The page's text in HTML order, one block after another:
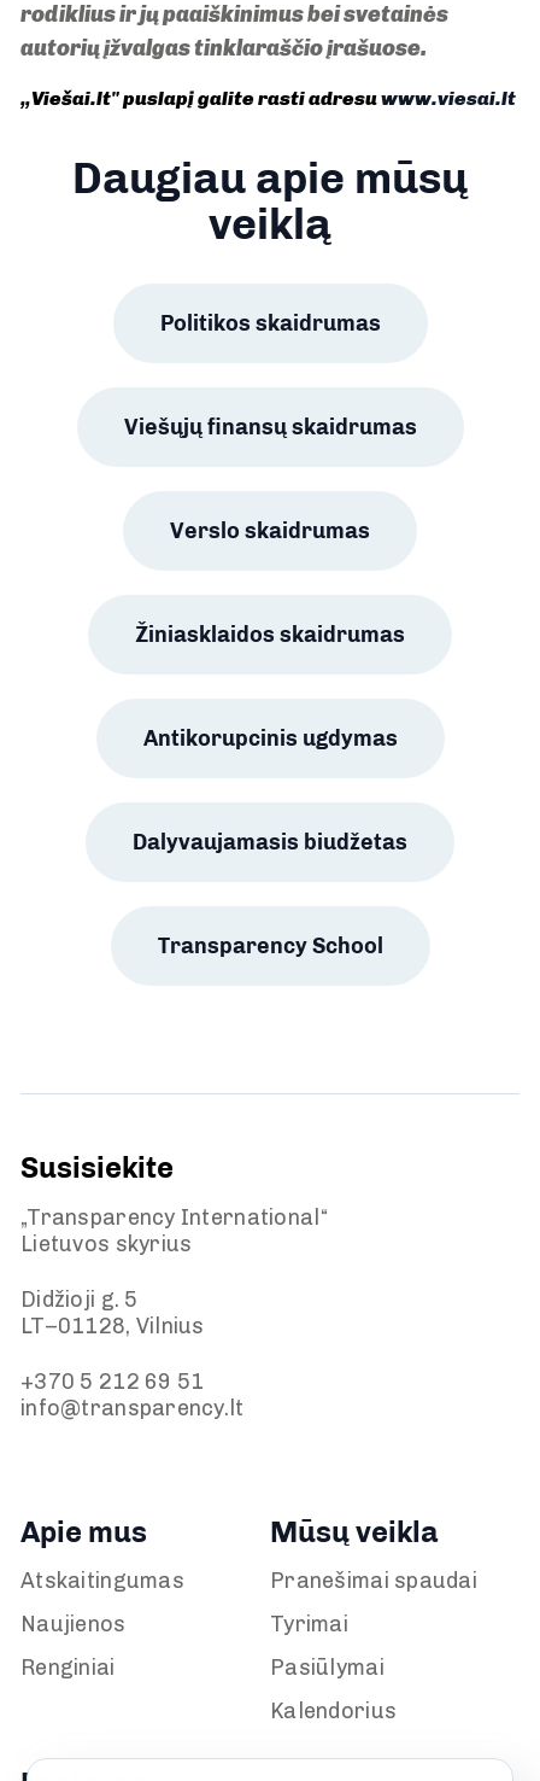
rodiklius ir jų paaiškinimus bei svetainės
autorių įžvalgas tinklaraščio įrašuose.
„Viešai.lt" puslapį galite rasti adresuwww.viesai.lt
Daugiau apie mūsų
veiklą
Politikos skaidrumas
Viešųjų finansų skaidrumas
Verslo skaidrumas
Žiniasklaidos skaidrumas
Antikorupcinis ugdymas
Dalyvaujamasis biudžetas
Transparency School
Susisiekite
„Transparency International“
Lietuvos skyrius
Didžioji g. 5
LT–01128, Vilnius
+370 5 212 69 51
info@transparency.lt
Apie mus
Atskaitingumas
Naujienos
Renginiai
Mūsų veikla
Pranešimai spaudai
Tyrimai
Pasiūlymai
Kalendorius